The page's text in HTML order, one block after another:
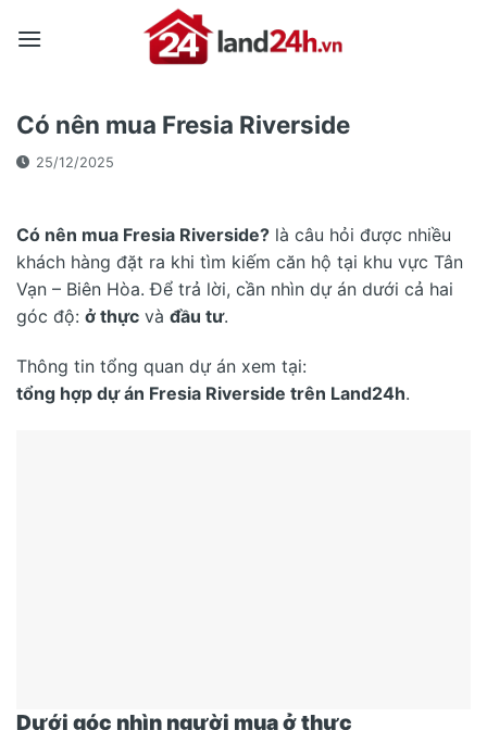
Có nên mua Fresia Riverside
25/12/2025
Có nên mua Fresia Riverside? là câu hỏi được nhiều
khách hàng đặt ra khi tìm kiếm căn hộ tại khu vực Tân
Vạn – Biên Hòa. Để trả lời, cần nhìn dự án dưới cả hai
góc độ: ở thực và đầu tư.
Thông tin tổng quan dự án xem tại:
tổng hợp dự án Fresia Riverside trên Land24h.
Dưới góc nhìn người mua ở thực